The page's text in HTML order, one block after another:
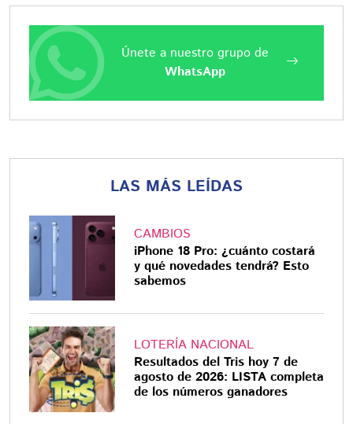
Únete a nuestro grupo de
WhatsApp
LAS MÁS LEÍDAS
CAMBIOS
iPhone 18 Pro: ¿cuánto costará
y qué novedades tendrá? Esto
sabemos
LOTERÍA NACIONAL
Resultados del Tris hoy 7 de
agosto de 2026: LISTA completa
de los números ganadores